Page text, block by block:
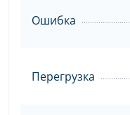
Ошибка
Перегрузка